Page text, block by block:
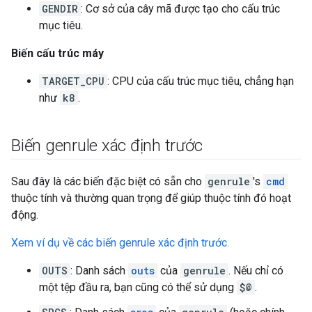
GENDIR : Cơ sở của cây mã được tạo cho cấu trúc
mục tiêu.
Biến cấu trúc máy
TARGET_CPU : CPU của cấu trúc mục tiêu, chẳng hạn
như k8 .
Biến genrule xác định trước
Sau đây là các biến đặc biệt có sẵn cho genrule 's cmd
thuộc tính và thường quan trọng để giúp thuộc tính đó hoạt
động.
Xem ví dụ về các biến genrule xác định trước.
OUTS : Danh sách outs của genrule . Nếu chỉ có
một tệp đầu ra, bạn cũng có thể sử dụng $@ .